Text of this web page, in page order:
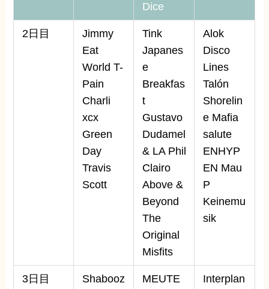
Dice
2日目
Jimmy
Eat
World T-
Pain
Charli
xcx
Green
Day
Travis
Scott
Tink
Japanes
e
Breakfas
t
Gustavo
Dudamel
& LA Phil
Clairo
Above &
Beyond
The
Original
Misfits
Alok
Disco
Lines
Talón
Shorelin
e Mafia
salute
ENHYP
EN Mau
P
Keinemu
sik
3日目
Shabooz
MEUTE
Interplan